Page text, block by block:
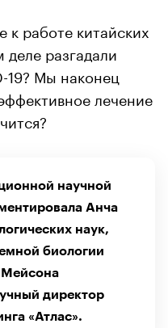
к работе китайских
разгадали
19? Мы наконец
лечение
научной
Анча
наук,
биологии
Мейсона
директор
«Атлас».